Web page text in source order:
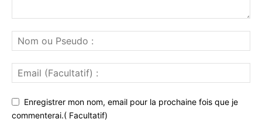
Enregistrer mon nom, email pour la prochaine fois que je
commenterai.( Facultatif)